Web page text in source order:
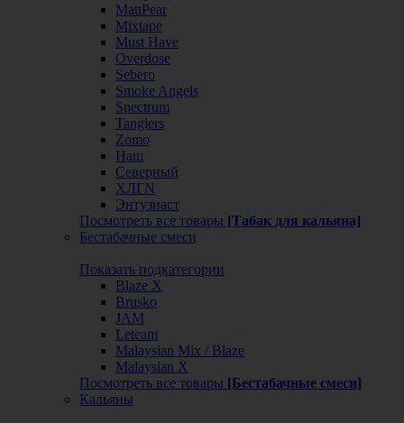
MattPear
Mixtape
Must Have
Overdose
Sebero
Smoke Angels
Spectrum
Tangiers
Zomo
Наш
Северный
ХЛГN
Энтузиаст
Посмотреть все товары [Табак для кальяна]
Бестабачные смеси
Показать подкатегории
Blaze X
Brusko
JAM
Leteam
Malaysian Mix / Blaze
Malaysian X
Посмотреть все товары [Бестабачные смеси]
Кальяны